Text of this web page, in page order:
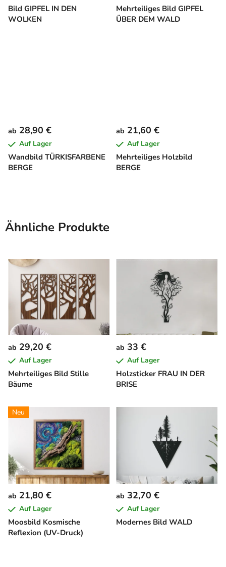
Bild GIPFEL IN DEN
WOLKEN
Mehrteiliges Bild GIPFEL
ÜBER DEM WALD
Wandbild TÜRKISFARBENE
BERGE
ab 28,90 €
Auf Lager
Mehrteiliges Holzbild
BERGE
ab 21,60 €
Auf Lager
Ähnliche Produkte
Mehrteiliges Bild Stille
Bäume
ab 29,20 €
Auf Lager
Holzsticker FRAU IN DER
BRISE
ab 33 €
Auf Lager
Neu
Moosbild Kosmische
Reflexion (UV-Druck)
ab 21,80 €
Auf Lager
Modernes Bild WALD
ab 32,70 €
Auf Lager